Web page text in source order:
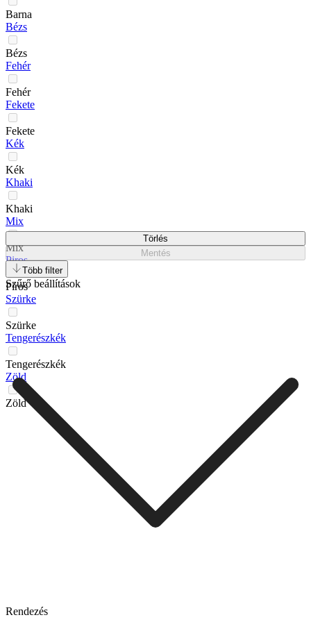
Barna
Bézs
Bézs
Fehér
Fehér
Fekete
Fekete
Kék
Kék
Khaki
Khaki
Mix
Mix
Piros
Piros
Szürke
Szürke
Tengerészkék
Tengerészkék
Zöld
Zöld
Törlés
Mentés
Több filter
Szűrő beállítások
Rendezés